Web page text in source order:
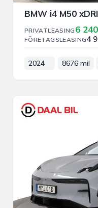
PRIVATLEASING 6
FÖRETAGSLEASING4
2024 8676 mil